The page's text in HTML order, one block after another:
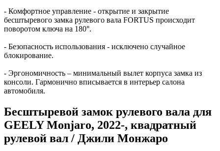
- Комфортное управление - открытие и закрытие
бесштыревого замка рулевого вала FORTUS происходит
поворотом ключа на 180°.
- Безопасность использования - исключено случайное
блокирование.
- Эргономичность – минимальный вылет корпуса замка из
консоли. Гармонично вписывается в интерьер салона
автомобиля.
Бесштыревой замок рулевого вала для
GEELY Monjaro, 2022-, квадратный
рулевой вал / Джили Монжаро